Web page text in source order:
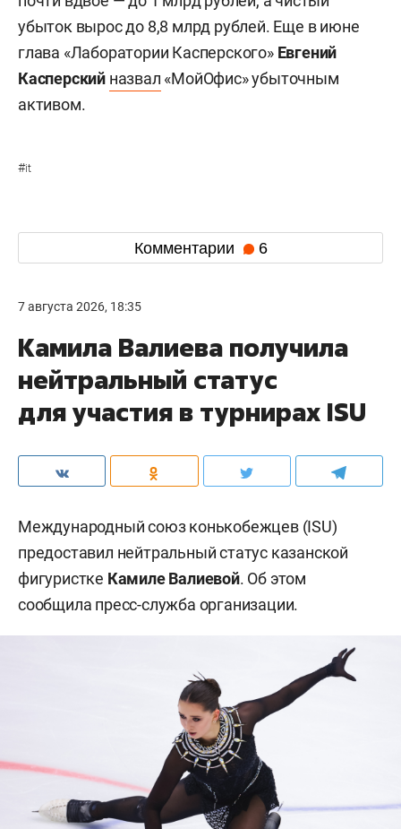
убыток вырос до 8,8 млрд рублей. Еще в июне
глава «Лаборатории Касперского» Евгений
Касперский назвал «МойОфис» убыточным
активом.
#it
Комментарии 6
7 августа 2026, 18:35
Камила Валиева получила
нейтральный статус
для участия в турнирах ISU
Международный союз конькобежцев (ISU)
предоставил нейтральный статус казанской
фигуристке Камиле Валиевой. Об этом
сообщила пресс-служба организации.